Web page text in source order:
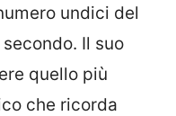
undici del
Il suo
quello più
che ricorda